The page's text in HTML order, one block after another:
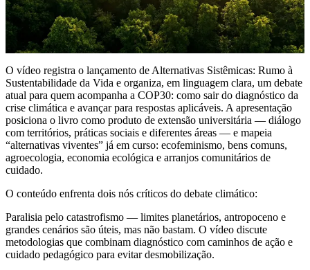
O vídeo registra o lançamento de Alternativas Sistêmicas: Rumo à
Sustentabilidade da Vida e organiza, em linguagem clara, um debate
atual para quem acompanha a COP30: como sair do diagnóstico da
crise climática e avançar para respostas aplicáveis. A apresentação
posiciona o livro como produto de extensão universitária — diálogo
com territórios, práticas sociais e diferentes áreas — e mapeia
“alternativas viventes” já em curso: ecofeminismo, bens comuns,
agroecologia, economia ecológica e arranjos comunitários de
cuidado.
O conteúdo enfrenta dois nós críticos do debate climático:
Paralisia pelo catastrofismo — limites planetários, antropoceno e
grandes cenários são úteis, mas não bastam. O vídeo discute
metodologias que combinam diagnóstico com caminhos de ação e
cuidado pedagógico para evitar desmobilização.